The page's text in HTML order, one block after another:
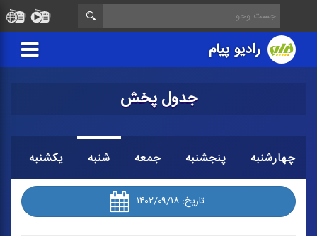
رادیو پیام
جدول پخش
چهارشنبه پنجشنبه جمعه شنبه یکشنبه
تاریخ: ۱۴۰۲/۰۹/۱۸